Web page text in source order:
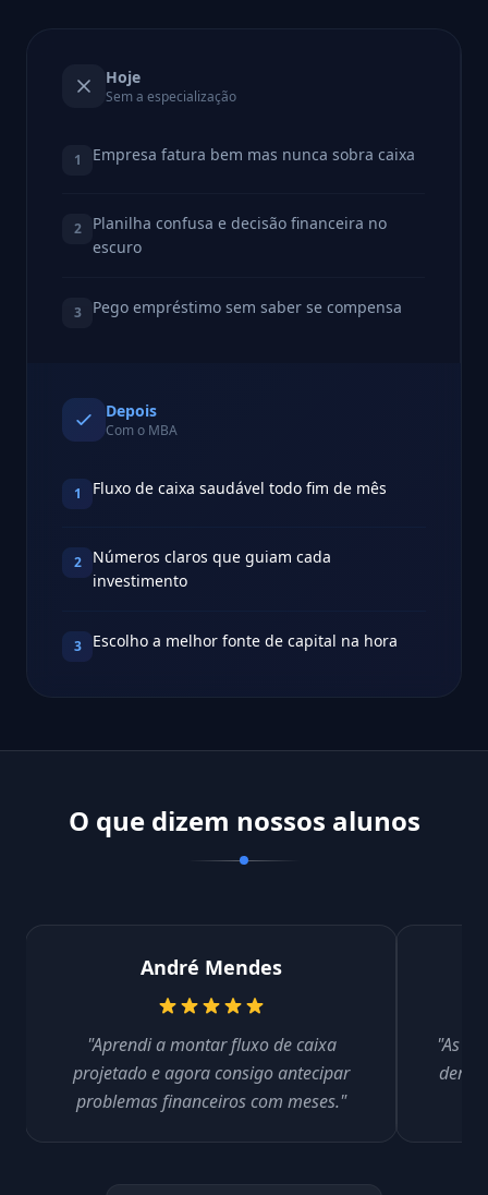
Hoje
Sem a especialização
1 Empresa fatura bem mas nunca sobra caixa
2
Planilha confusa e decisão financeira no
escuro
3 Pego empréstimo sem saber se compensa
Depois
Com o MBA
1 Fluxo de caixa saudável todo fim de mês
2
Números claros que guiam cada
investimento
3 Escolho a melhor fonte de capital na hora
O que dizem nossos alunos
André Mendes
"Aprendi a montar fluxo de caixa
projetado e agora consigo antecipar
problemas financeiros com meses."
"As